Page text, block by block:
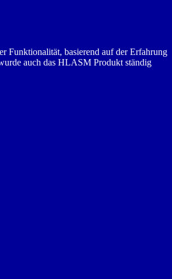
Funktionalität, basierend auf der Erfahrung
auch das HLASM Produkt ständig